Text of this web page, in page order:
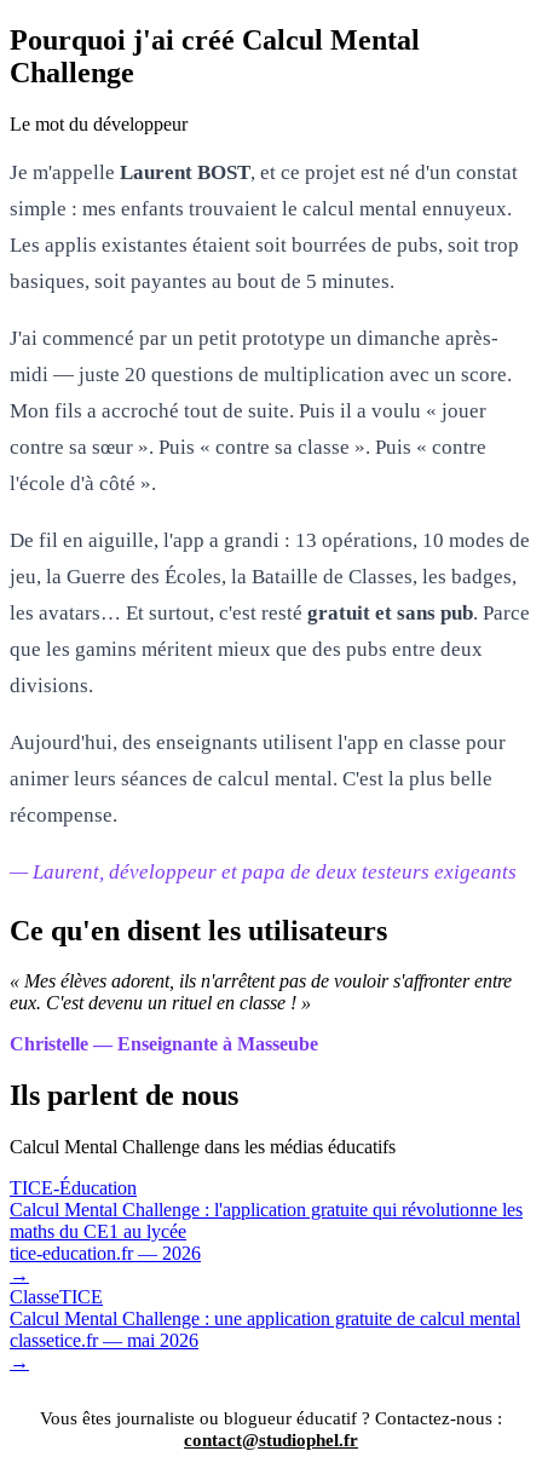
Pourquoi j'ai créé Calcul Mental
Challenge
Le mot du développeur
Je m'appelle Laurent BOST, et ce projet est né d'un constat
simple : mes enfants trouvaient le calcul mental ennuyeux.
Les applis existantes étaient soit bourrées de pubs, soit trop
basiques, soit payantes au bout de 5 minutes.
J'ai commencé par un petit prototype un dimanche après-
midi — juste 20 questions de multiplication avec un score.
Mon fils a accroché tout de suite. Puis il a voulu « jouer
contre sa sœur ». Puis « contre sa classe ». Puis « contre
l'école d'à côté ».
De fil en aiguille, l'app a grandi : 13 opérations, 10 modes de
jeu, la Guerre des Écoles, la Bataille de Classes, les badges,
les avatars… Et surtout, c'est resté gratuit et sans pub. Parce
que les gamins méritent mieux que des pubs entre deux
divisions.
Aujourd'hui, des enseignants utilisent l'app en classe pour
animer leurs séances de calcul mental. C'est la plus belle
récompense.
— Laurent, développeur et papa de deux testeurs exigeants
Ce qu'en disent les utilisateurs
« Mes élèves adorent, ils n'arrêtent pas de vouloir s'affronter entre
eux. C'est devenu un rituel en classe ! »
Christelle — Enseignante à Masseube
Ils parlent de nous
Calcul Mental Challenge dans les médias éducatifs
TICE-Éducation
Calcul Mental Challenge : l'application gratuite qui révolutionne les
maths du CE1 au lycée
tice-education.fr — 2026
→
ClasseTICE
Calcul Mental Challenge : une application gratuite de calcul mental
classetice.fr — mai 2026
→
Vous êtes journaliste ou blogueur éducatif ? Contactez-nous :
contact@studiophel.fr